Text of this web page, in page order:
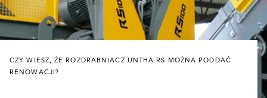
CZY WIESZ, ŻE ROZDRABNIACZ UNTHA RS MOŻNA PODDAĆ
RENOWACJI?